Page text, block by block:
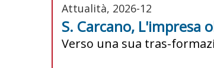
Attualità, 2026-12
S. Carcano, L'impresa
Verso una sua tras-